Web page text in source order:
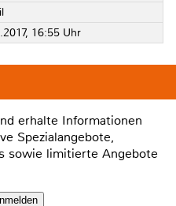
16:55 Uhr
erhalte Informationen
Spezialangebote,
sowie limitierte Angebote